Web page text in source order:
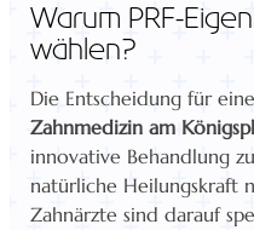
Warum PRF-
wählen?
Die Entscheidung für
Zahnmedizin am
innovative Behandlung
natürliche Heilungskraft
Zahnärzte sind darauf